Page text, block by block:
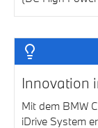
Innovation
Mit dem BMW
iDrive System